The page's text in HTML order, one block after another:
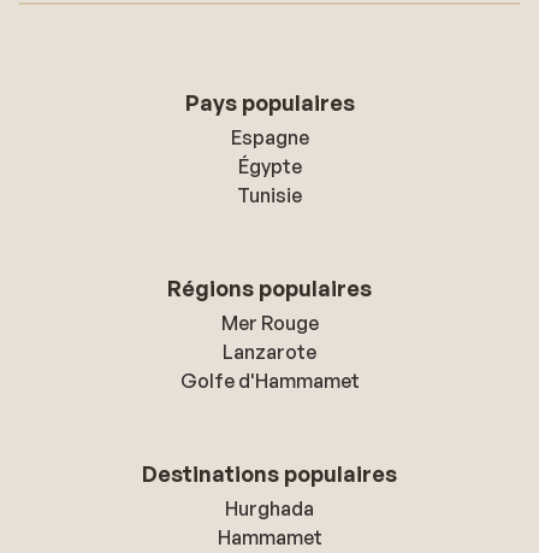
Pays populaires
Espagne
Égypte
Tunisie
Régions populaires
Mer Rouge
Lanzarote
Golfe d'Hammamet
Destinations populaires
Hurghada
Hammamet